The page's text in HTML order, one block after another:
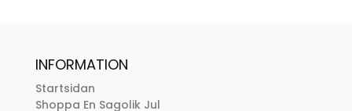
INFORMATION
Startsidan
Shoppa En Sagolik Jul